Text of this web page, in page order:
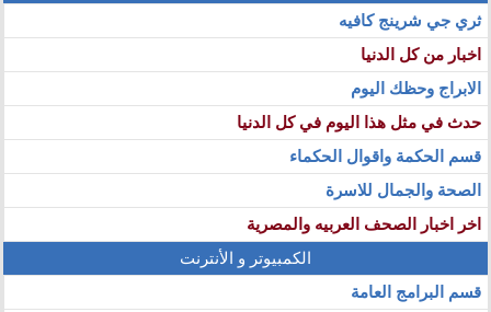
ثري جي شرينج كافيه
اخبار من كل الدنيا
الابراج وحظك اليوم
حدث في مثل هذا اليوم في كل الدنيا
قسم الحكمة واقوال الحكماء
الصحة والجمال للاسرة
اخر اخبار الصحف العربيه والمصرية
الكمبيوتر و الأنترنت
قسم البرامج العامة